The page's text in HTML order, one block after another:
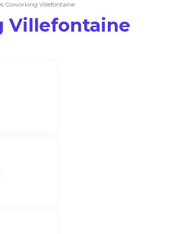
Coworking Villefontaine
Villefontaine